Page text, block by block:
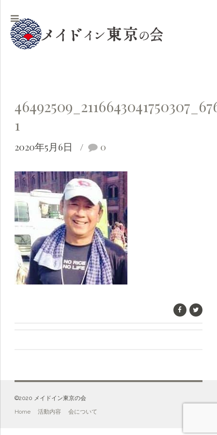
1
2020年5月6日 0
©️2020 メイドイン東京の会
Home 活動内容 会について